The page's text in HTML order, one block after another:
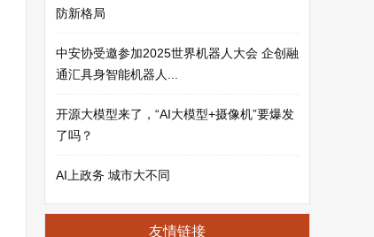
防新格局
中安协受邀参加2025世界机器人大会 企创融
通汇具身智能机器人...
开源大模型来了，“AI大模型+摄像机”要爆发
了吗？
AI上政务 城市大不同
友情链接